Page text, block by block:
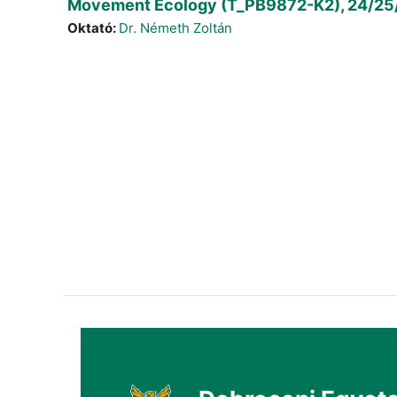
Movement Ecology (T_PB9872-K2), 24/
Oktató: Dr. Németh Zoltán